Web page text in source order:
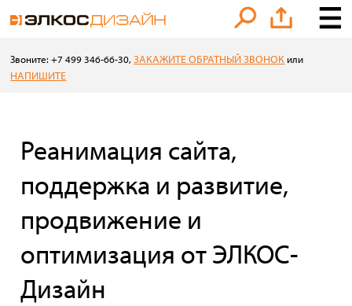
Звоните: +7 499 346-66-30,ЗАКАЖИТЕ ОБРАТНЫЙ ЗВОНОК или
НАПИШИТЕ
Реанимация сайта,
поддержка и развитие,
продвижение и
оптимизация от ЭЛКОС-
Дизайн